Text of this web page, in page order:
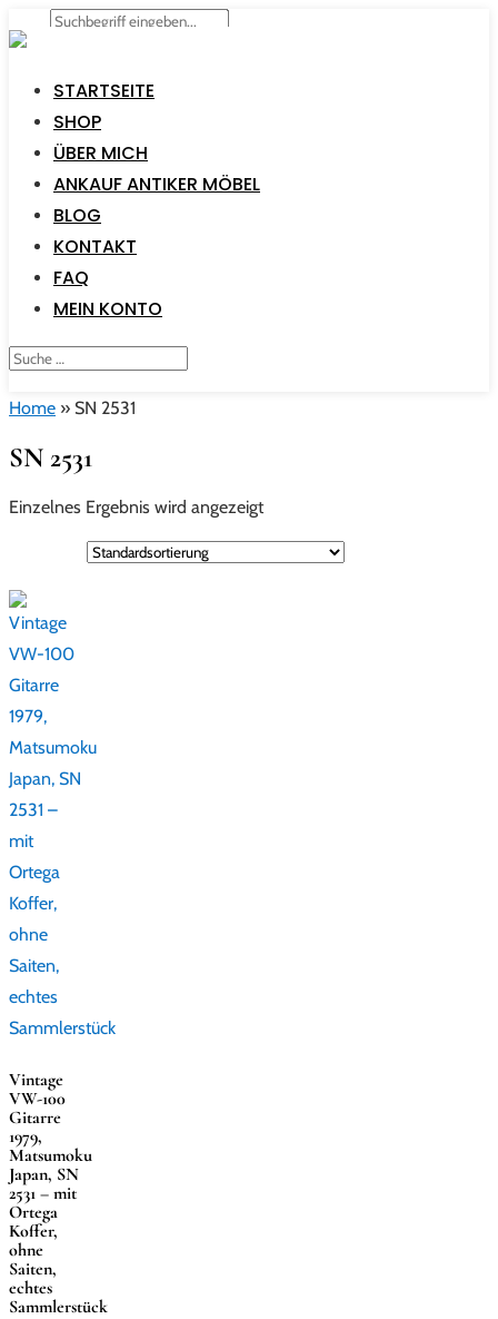
STARTSEITE
SHOP
ÜBER MICH
ANKAUF ANTIKER MÖBEL
BLOG
KONTAKT
FAQ
MEIN KONTO
Home » SN 2531
SN 2531
Einzelnes Ergebnis wird angezeigt
Vintage
VW-100
Gitarre
1979,
Matsumoku
Japan, SN
2531 – mit
Ortega
Koffer,
ohne
Saiten,
echtes
Sammlerstück